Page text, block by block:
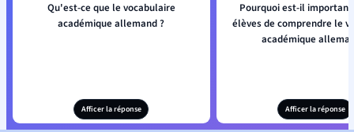
Qu'est-ce que le vocabulaire
académique allemand ?
Afficer la réponse
Pourquoi est-il
élèves de comprendre le
académique
Afficer la réponse